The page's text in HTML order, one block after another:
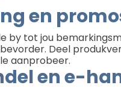
en
by tot jou
Deel
aanprobeer.
en e-